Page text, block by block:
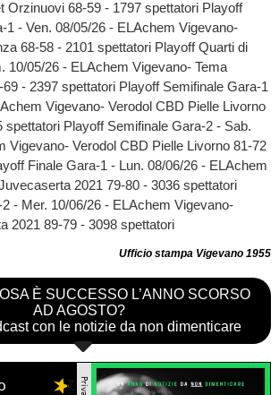
Orzinuovi 68-59 - 1797 spettatori Playoff
1 - Ven. 08/05/26 - ELAchem Vigevano-
68-58 - 2101 spettatori Playoff Quarti di
10/05/26 - ELAchem Vigevano- Tema
- 2397 spettatori Playoff Semifinale Gara-1
Vigevano- Verodol CBD Pielle Livorno
spettatori Playoff Semifinale Gara-2 - Sab.
Vigevano- Verodol CBD Pielle Livorno 81-72
Finale Gara-1 - Lun. 08/06/26 - ELAchem
2021 79-80 - 3036 spettatori
- Mer. 10/06/26 - ELAchem Vigevano-
2021 89-79 - 3098 spettatori
Ufficio stampa Vigevano 1955
È SUCCESSO L’ANNO SCORSO
AD AGOSTO?
con le notizie da non dimenticare